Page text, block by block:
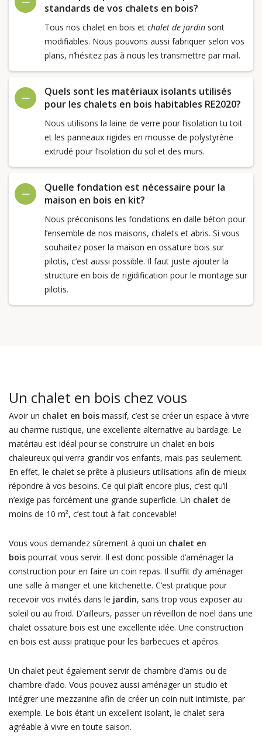
standards de vos chalets en bois?
Tous nos chalet en bois et chalet de jardinsont
modifiables. Nous pouvons aussi fabriquer selon vos
plans, n’hésitez pas à nous les transmettre par mail.
Quels sont les matériaux isolants utilisés
pour les chalets en bois habitables RE2020?
Nous utilisons la laine de verre pour l’isolation tu toit
et les panneaux rigides en mousse de polystyrène
extrudé pour l’isolation du sol et des murs.
Quelle fondation est nécessaire pour la
maison en bois en kit?
Nous préconisons les fondations en dalle béton pour
l’ensemble de nos maisons, chalets et abris. Si vous
souhaitez poser la maison en ossature bois sur
pilotis, c’est aussi possible. Il faut juste ajouter la
structure en bois de rigidification pour le montage sur
pilotis.
Un chalet en bois chez vous
Avoir un chalet en boismassif, c’est se créer un espace à vivre
au charme rustique, une excellente alternative au bardage. Le
matériau est idéal pour se construire un chalet en bois
chaleureux qui verra grandir vos enfants, mais pas seulement.
En effet, le chalet se prête à plusieurs utilisations afin de mieux
répondre à vos besoins. Ce qui plaît encore plus, c’est qu’il
n’exige pas forcément une grande superficie. Un chalet de
moins de 10 m², c’est tout à fait concevable!
Vous vous demandez sûrement à quoi un chalet en
boispourrait vous servir. Il est donc possible d’aménager la
construction pour en faire un coin repas. Il suffit d’y aménager
une salle à manger et une kitchenette. C’est pratique pour
recevoir vos invités dans le jardin, sans trop vous exposer au
soleil ou au froid. D’ailleurs, passer un réveillon de noël dans une
chalet ossature bois est une excellente idée. Une construction
en bois est aussi pratique pour les barbecues et apéros.
Un chalet peut également servir de chambre d’amis ou de
chambre d’ado. Vous pouvez aussi aménager un studio et
intégrer une mezzanine afin de créer un coin nuit intimiste, par
exemple. Le bois étant un excellent isolant, le chalet sera
agréable à vivre en toute saison.